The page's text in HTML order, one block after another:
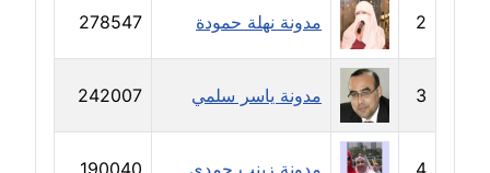
مدونة حاتم سلامة
عاملة
مدونة حجازي يونس
2 مدونة نهلة حمودة 278547
3 مدونة ياسر سلمي 242007